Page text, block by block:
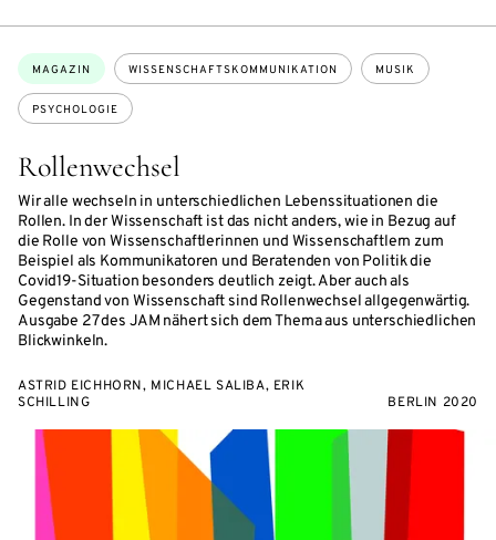
Rollenwechsel
Wir alle wechseln in unterschiedlichen Lebenssituationen die
Rollen. In der Wissenschaft ist das nicht anders, wie in Bezug auf
die Rolle von Wissenschaftlerinnen und Wissenschaftlern zum
Beispiel als Kommunikatoren und Beratenden von Politik die
Covid19-Situation besonders deutlich zeigt. Aber auch als
Gegenstand von Wissenschaft sind Rollenwechsel allgegenwärtig.
Ausgabe 27 des JAM nähert sich dem Thema aus unterschiedlichen
Blickwinkeln.
Themen:
MAGAZIN WISSENSCHAFTSKOMMUNIKATION MUSIK
PSYCHOLOGIE
ASTRID EICHHORN, MICHAEL SALIBA, ERIK
SCHILLING
BERLIN 2020